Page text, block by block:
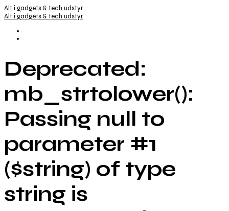
Alt i gadgets & tech udstyr
Alt i gadgets & tech udstyr
Deprecated:
mb_strtolower():
Passing null to
parameter #1
($string) of type
string is